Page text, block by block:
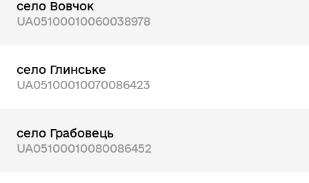
село Вовчок
UA05100010060038978
село Глинське
UA05100010070086423
село Грабовець
UA05100010080086452